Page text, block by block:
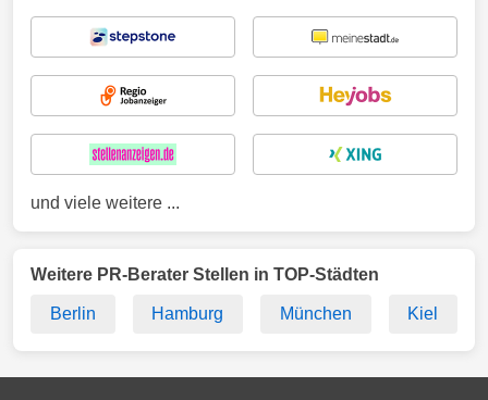
und viele weitere ...
Weitere PR-Berater Stellen in TOP-Städten
Berlin Hamburg München Kiel